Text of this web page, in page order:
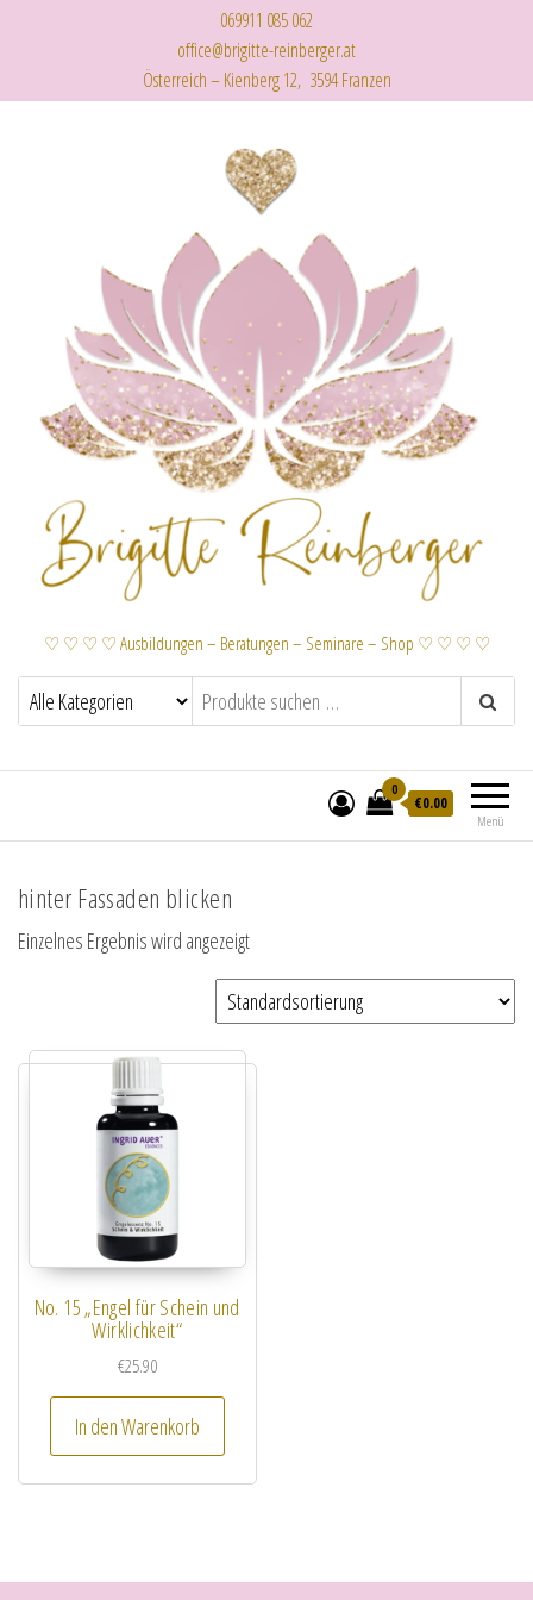
069911 085 062
office@brigitte-reinberger.at
Österreich – Kienberg 12, 3594 Franzen
♡ ♡ ♡ ♡ Ausbildungen – Beratungen – Seminare – Shop ♡ ♡ ♡ ♡
Menü
0
€0.00
hinter Fassaden blicken
Einzelnes Ergebnis wird angezeigt
No. 15 „Engel für Schein und
Wirklichkeit“
€25.90
In den Warenkorb